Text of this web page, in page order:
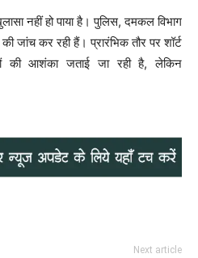
नहीं हो पाया है। पुलिस, दमकल विभाग
जांच कर रही हैं। प्रारंभिक तौर पर शॉर्ट
की आशंका जताई जा रही है, लेकिन
Next article